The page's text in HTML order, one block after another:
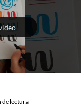
de lectura